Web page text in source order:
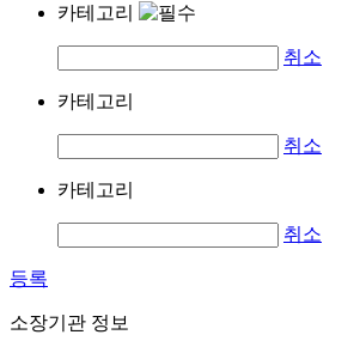
카테고리
취소
카테고리
취소
카테고리
취소
등록
소장기관 정보